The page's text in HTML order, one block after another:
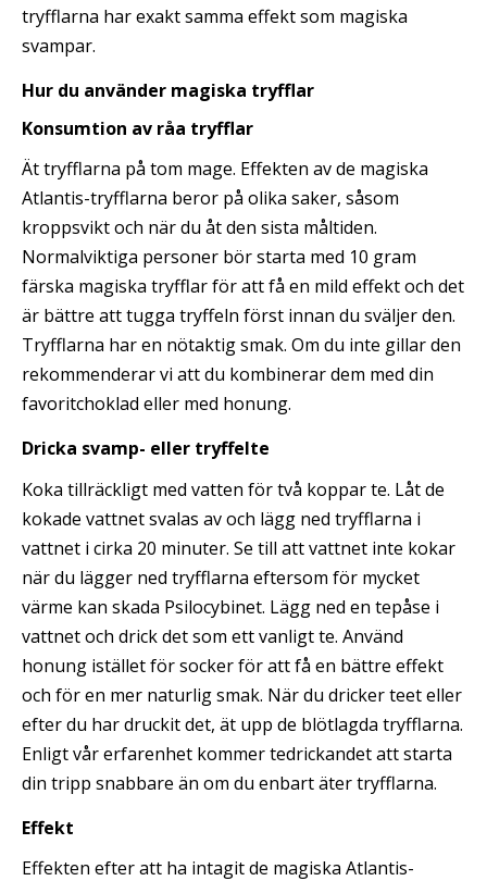
tryfflarna har exakt samma effekt som magiska
svampar.
Hur du använder magiska tryfflar
Konsumtion av råa tryfflar
Ät tryfflarna på tom mage. Effekten av de magiska
Atlantis-tryfflarna beror på olika saker, såsom
kroppsvikt och när du åt den sista måltiden.
Normalviktiga personer bör starta med 10 gram
färska magiska tryfflar för att få en mild effekt och det
är bättre att tugga tryffeln först innan du sväljer den.
Tryfflarna har en nötaktig smak. Om du inte gillar den
rekommenderar vi att du kombinerar dem med din
favoritchoklad eller med honung.
Dricka svamp- eller tryffelte
Koka tillräckligt med vatten för två koppar te. Låt de
kokade vattnet svalas av och lägg ned tryfflarna i
vattnet i cirka 20 minuter. Se till att vattnet inte kokar
när du lägger ned tryfflarna eftersom för mycket
värme kan skada Psilocybinet. Lägg ned en tepåse i
vattnet och drick det som ett vanligt te. Använd
honung istället för socker för att få en bättre effekt
och för en mer naturlig smak. När du dricker teet eller
efter du har druckit det, ät upp de blötlagda tryfflarna.
Enligt vår erfarenhet kommer tedrickandet att starta
din tripp snabbare än om du enbart äter tryfflarna.
Effekt
Effekten efter att ha intagit de magiska Atlantis-